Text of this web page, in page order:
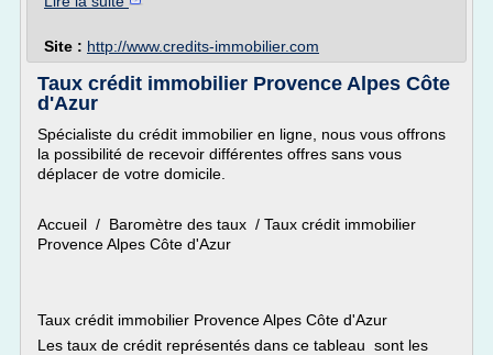
Site : http://www.credits-immobilier.com
Taux crédit immobilier Provence Alpes Côte
d'Azur
Spécialiste du crédit immobilier en ligne, nous vous offrons
la possibilité de recevoir différentes offres sans vous
déplacer de votre domicile.
Accueil / Baromètre des taux / Taux crédit immobilier
Provence Alpes Côte d'Azur
Taux crédit immobilier Provence Alpes Côte d'Azur
Les taux de crédit représentés dans ce tableau sont les